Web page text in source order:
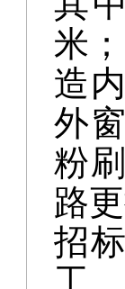
造
外
粉
路
招
工。
工